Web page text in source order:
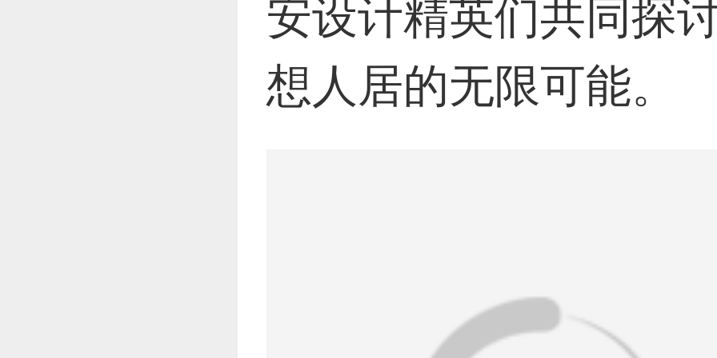
安设计精英们共同探
想人居的无限可能。